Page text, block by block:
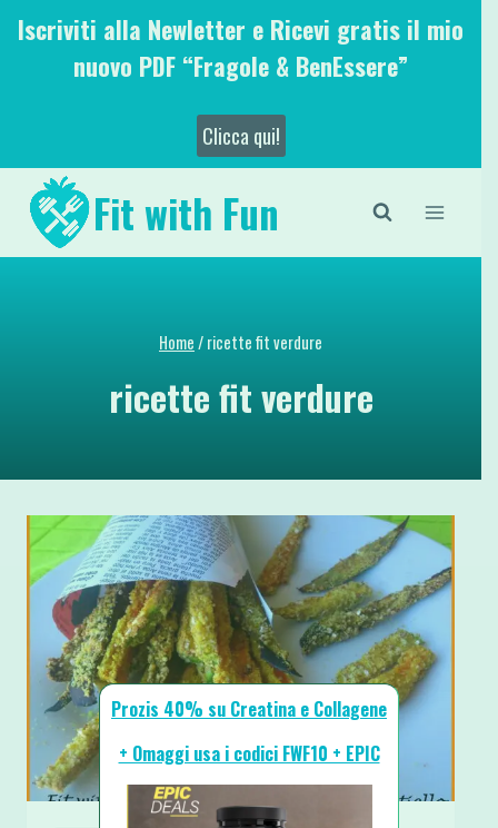
SaltaIscriviti alla Newletter e Ricevi gratis il mio
nuovo PDF “Fragole & BenEssere”
Clicca qui!
Fit with Fun
Home/ricette fit verdure
ricette fit verdure
Prozis 40% su Creatina e Collagene
+ Omaggi usa i codici FWF10 + EPIC